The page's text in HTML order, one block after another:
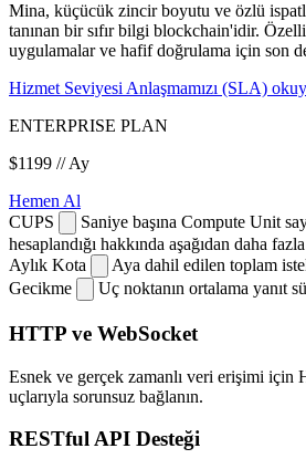
Mina, küçücük zincir boyutu ve özlü
tanınan bir sıfır bilgi blockchain'idir.
uygulamalar ve hafif doğrulama için son
Hizmet Seviyesi Anlaşmamızı (SLA)
ENTERPRISE PLAN
$1199 // Ay
Hemen Al
CUPS
Saniye başına Compute Unit
hesaplandığı hakkında aşağıdan daha
Aylık Kota
Aya dahil edilen toplam
Gecikme
Uç noktanın ortalama yanıt
HTTP ve WebSocket
Esnek ve gerçek zamanlı veri erişimi için
uçlarıyla sorunsuz bağlanın.
RESTful API Desteği